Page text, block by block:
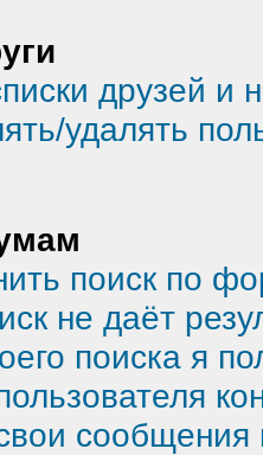
друзей и
удалять
поиск по
не даёт
поиска я